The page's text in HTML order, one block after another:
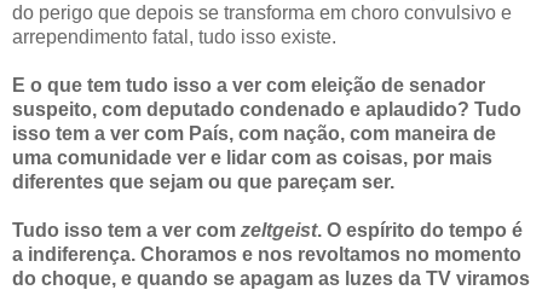
do perigo que depois se transforma em choro convulsivo e
arrependimento fatal, tudo isso existe.
E o que tem tudo isso a ver com eleição de senador
suspeito, com deputado condenado e aplaudido? Tudo
isso tem a ver com País, com nação, com maneira de
uma comunidade ver e lidar com as coisas, por mais
diferentes que sejam ou que pareçam ser.
Tudo isso tem a ver com zeltgeist. O espírito do tempo é
a indiferença. Choramos e nos revoltamos no momento
do choque, e quando se apagam as luzes da TV viramos